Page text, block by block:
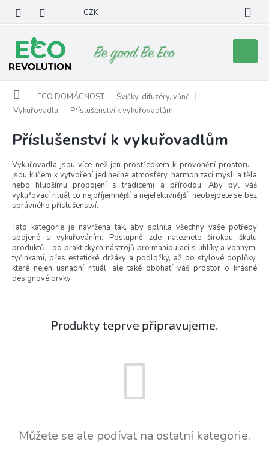
obsah
CZK
košík
Domů ECO DOMÁCNOST
Svíčky, difuzéry, vůně
Vykuřovadla
Příslušenství k vykuřovadlům
Příslušenství k vykuřovadlům
Vykuřovadla jsou více než jen prostředkem k provonění prostoru –
jsou klíčem k vytvoření jedinečné atmosféry, harmonizaci mysli a těla
nebo hlubšímu propojení s tradicemi a přírodou. Aby byl váš
vykuřovací rituál co nejpříjemnější a nejefektivnější, neobejdete se bez
správného příslušenství.
Tato kategorie je navržena tak, aby splnila všechny vaše potřeby
spojené s vykuřováním. Postupně zde naleznete širokou škálu
produktů – od praktických nástrojů pro manipulaci s uhlíky a vonnými
tyčinkami, přes estetické držáky a podložky, až po stylové doplňky,
které nejen usnadní rituál, ale také obohatí váš prostor o krásné
designové prvky.
Produkty teprve připravujeme.
Můžete se ale podívat na ostatní kategorie.